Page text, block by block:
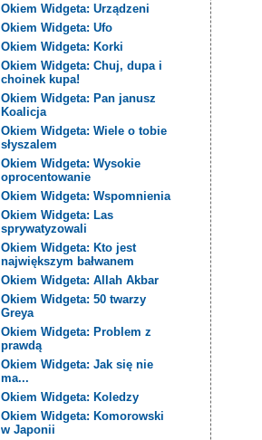
Okiem Widgeta: Urządzeni
Okiem Widgeta: Ufo
Okiem Widgeta: Korki
Okiem Widgeta: Chuj, dupa i
choinek kupa!
Okiem Widgeta: Pan janusz
Koalicja
Okiem Widgeta: Wiele o tobie
słyszalem
Okiem Widgeta: Wysokie
oprocentowanie
Okiem Widgeta: Wspomnienia
Okiem Widgeta: Las
sprywatyzowali
Okiem Widgeta: Kto jest
największym bałwanem
Okiem Widgeta: Allah Akbar
Okiem Widgeta: 50 twarzy
Greya
Okiem Widgeta: Problem z
prawdą
Okiem Widgeta: Jak się nie
ma...
Okiem Widgeta: Koledzy
Okiem Widgeta: Komorowski
w Japonii